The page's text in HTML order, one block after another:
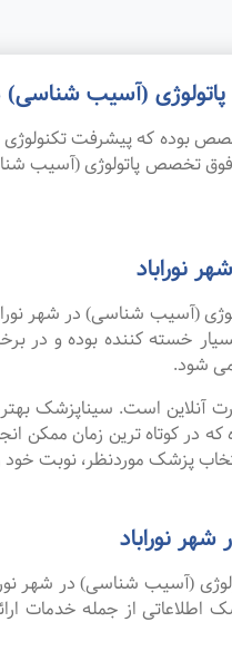
(آسیب شناسی)
بوده که پیشرفت تکنولوژی
تخصص پاتولوژی (آسیب
نوراباد
(آسیب شناسی) در شهر
خسته کننده بوده و در
شود.
آنلاین است. سیناپزشک
ترین زمان ممکن
پزشک موردنظر، نوبت خود
نوراباد
شناسی) در شهر
اطلاعاتی از جمله خدمات